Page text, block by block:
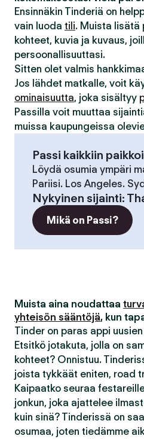
Ensinnäkin Tinderiä on
vain luoda tili. Muista lisätä
kohteet, kuvia ja kuvaus,
persoonallisuuttasi.
Sitten olet valmis
Jos lähdet matkalle, voit
ominaisuutta, joka sisältyy
Passilla voit muuttaa
muissa kaupungeissa
Passi kaikkiin
Löydä osumia ympäri
Pariisi. Los Angeles.
Nykyinen sijainti:
Mikä on Passi?
Muista aina noudattaa
yhteisön sääntöjä, kun
Tinder on paras appi
Etsitkö jotakuta, jolla on
kohteet? Onnistuu.
joista tykkäät eniten, road
Kaipaatko seuraa
jonkun, joka ajattelee
kuin sinä? Tinderissä on
osumaa, joten tiedämme